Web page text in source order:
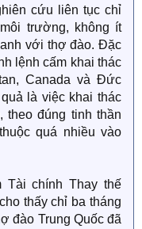
cứu liên tục chỉ
trường, không ít
với thợ đào. Đặc
lệnh cấm khai thác
Canada và Đức
là việc khai thác
theo đúng tinh thần
quá nhiều vào
Tài chính Thay thế
cho thấy chỉ ba tháng
đào Trung Quốc đã